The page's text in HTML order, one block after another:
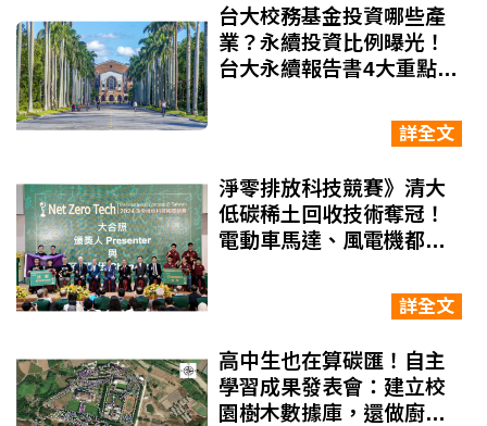
台大校務基金投資哪些產
業？永續投資比例曝光！
台大永續報告書4大重點一
詳全文
淨零排放科技競賽》清大
低碳稀土回收技術奪冠！
電動車馬達、風電機都需
詳全文
高中生也在算碳匯！自主
學習成果發表會：建立校
園樹木數據庫，還做廚餘